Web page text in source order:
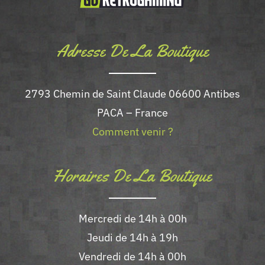
la
du
Adresse De La Boutique
2793 Chemin de Saint Claude 06600 Antibes
PACA – France
Comment venir ?
Horaires De La Boutique
Mercredi de 14h à 00h
Jeudi de 14h à 19h
Vendredi de 14h à 00h